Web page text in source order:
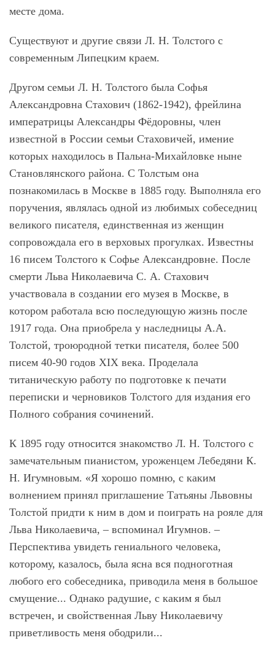
месте дома.
Существуют и другие связи Л. Н. Толстого с
современным Липецким краем.
Другом семьи Л. Н. Толстого была Софья
Александровна Стахович (1862-1942), фрейлина
императрицы Александры Фёдоровны, член
известной в России семьи Стаховичей, имение
которых находилось в Пальна-Михайловке ныне
Становлянского района. С Толстым она
познакомилась в Москве в 1885 году. Выполняла его
поручения, являлась одной из любимых собеседниц
великого писателя, единственная из женщин
сопровождала его в верховых прогулках. Известны
16 писем Толстого к Софье Александровне. После
смерти Льва Николаевича С. А. Стахович
участвовала в создании его музея в Москве, в
котором работала всю последующую жизнь после
1917 года. Она приобрела у наследницы А.А.
Толстой, троюродной тетки писателя, более 500
писем 40-90 годов ХIХ века. Проделала
титаническую работу по подготовке к печати
переписки и черновиков Толстого для издания его
Полного собрания сочинений.
К 1895 году относится знакомство Л. Н. Толстого с
замечательным пианистом, уроженцем Лебедяни К.
Н. Игумновым. «Я хорошо помню, с каким
волнением принял приглашение Татьяны Львовны
Толстой придти к ним в дом и поиграть на рояле для
Льва Николаевича, – вспоминал Игумнов. –
Перспектива увидеть гениального человека,
которому, казалось, была ясна вся подноготная
любого его собеседника, приводила меня в большое
смущение... Однако радушие, с каким я был
встречен, и свойственная Льву Николаевичу
приветливость меня ободрили...